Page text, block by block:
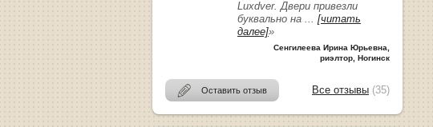
Luxdver. Двери привезли
буквально на ... [читать
далее]»
Сенгилеева Ирина Юрьевна,
риэлтор, Ногинск
Оставить отзыв Все отзывы (35)